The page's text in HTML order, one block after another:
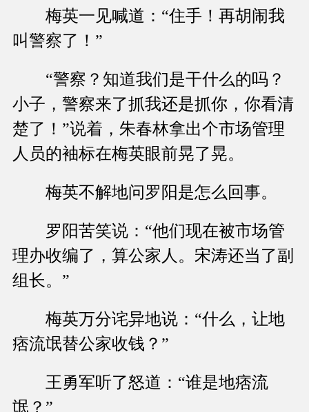
梅英一见喊道：“住手！再胡闹我
叫警察了！”
“警察？知道我们是干什么的吗？
小子，警察来了抓我还是抓你，你看清
楚了！”说着，朱春林拿出个市场管理
人员的袖标在梅英眼前晃了晃。
梅英不解地问罗阳是怎么回事。
罗阳苦笑说：“他们现在被市场管
理办收编了，算公家人。宋涛还当了副
组长。”
梅英万分诧异地说：“什么，让地
痞流氓替公家收钱？”
王勇军听了怒道：“谁是地痞流
氓？”